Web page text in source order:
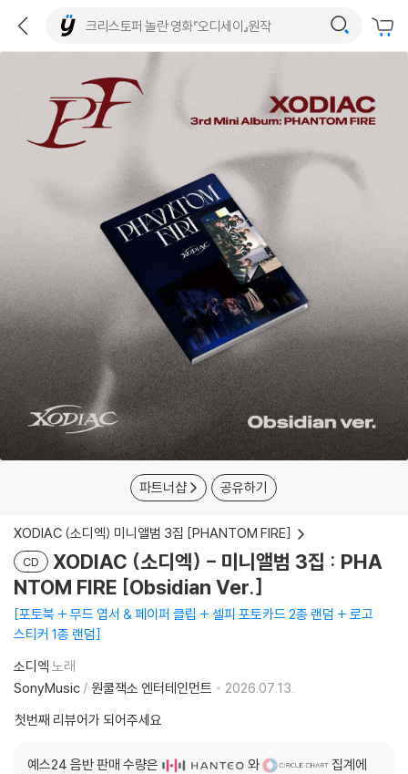
파트너샵 공유하기
XODIAC (소디엑) 미니앨범 3집 [PHANTOM FIRE]
CD
XODIAC (소디엑) - 미니앨범 3집 : PHA
NTOM FIRE [Obsidian Ver.]
포토북 + 무드 엽서 & 페이퍼 클립 + 셀피 포토카드 2종 랜덤 + 로고
스티커 1종 랜덤
소디엑 노래
SonyMusic / 원쿨잭소 엔터테인먼트
2026.07.13.
첫번째 리뷰어가 되어주세요
예스24 음반 판매 수량은 와
집계에